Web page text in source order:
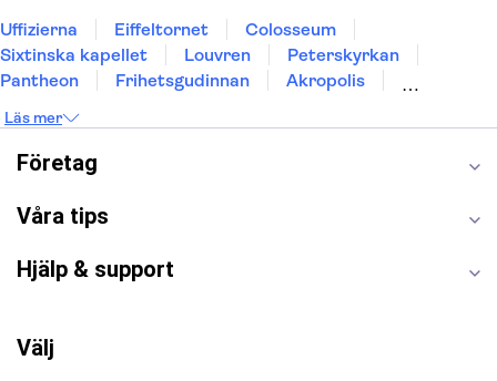
Uffizierna Eiffeltornet
Colosseum
Sixtinska kapellet
Louvren
Peterskyrkan
Pantheon
Frihetsgudinnan
Akropolis
Burj Khalifa
Keukenhof
Alcatraz
Saltgruvan i Wieliczka
Caminito del Rey
London Dungeon
Läs mer
Företag
Våra tips
Hjälp & support
Välj